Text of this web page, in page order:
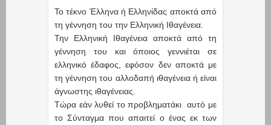
Το τέκνο Έλληνα ή Ελληνίδας αποκτά από
τη γέννηση του την Ελληνική Ιθαγένεια.
Την Ελληνική Ιθαγένεια αποκτά από τη
γέννηση του και όποιος γεννιέται σε
ελληνικό έδαφος, εφόσον δεν αποκτά με
τη γέννηση του αλλοδαπή ιθαγένεια ή είναι
άγνωστης ιθαγένειας.
Τώρα εάν λυθεί το προβληματάκι αυτό με
το Σύνταγμα που απαιτεί ο ένας εκ των